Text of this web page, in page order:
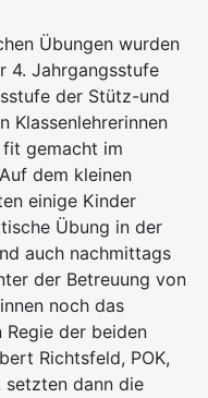
Übungen wurden
4. Jahrgangsstufe
der Stütz-und
Klassenlehrerinnen
fit gemacht im
dem kleinen
einige Kinder
Übung in der
auch nachmittags
der Betreuung von
noch das
der beiden
Richtsfeld, POK,
setzten dann die